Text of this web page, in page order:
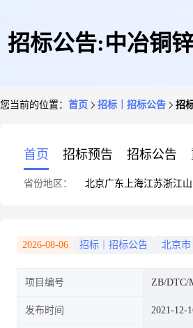
招标公告:中冶铜
您当前的位置： 首页 招标｜招标公告 招
首页 招标预告 招标公告
省份地区： 北京广东 上海江苏浙江
2026-08-06 招标｜招标公告 北京市
项目编号 ZB/DTC/
发布时间 2021-12-